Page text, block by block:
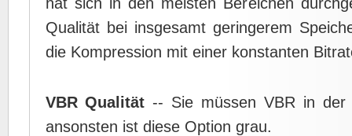
Qualität bei insgesamt geringerem
die Kompression mit einer konstanten
VBR Qualität -- Sie müssen VBR in
ansonsten ist diese Option grau.